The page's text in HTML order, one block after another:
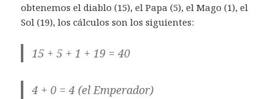
obtenemos el diablo (15), el Papa (5), el Mago (1), el
Sol (19), los cálculos son los siguientes:
15 + 5 + 1 + 19 = 40
4 + 0 = 4 (el Emperador)